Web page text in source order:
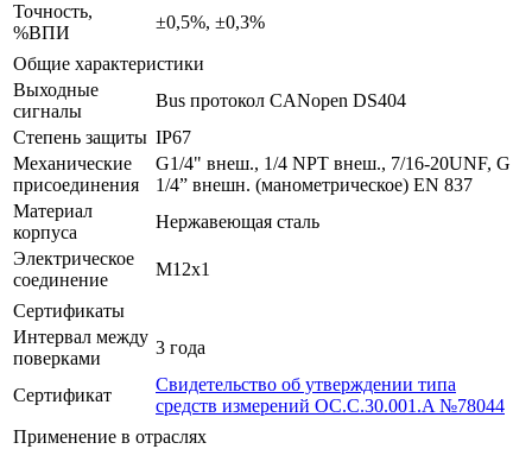
Точность,
%ВПИ
±0,5%, ±0,3%
Общие характеристики
Выходные
сигналы
Bus протокол CANopen DS404
Степень защиты IP67
Механические
присоединения
G1/4" внеш., 1/4 NPT внеш., 7/16-20UNF, G
1/4” внешн. (манометрическое) EN 837
Материал
корпуса
Нержавеющая сталь
Электрическое
соединение
M12x1
Сертификаты
Интервал между
поверками
3 года
Сертификат
Свидетельство об утверждении типа
средств измерений ОС.С.30.001.A №78044
Применение в отраслях